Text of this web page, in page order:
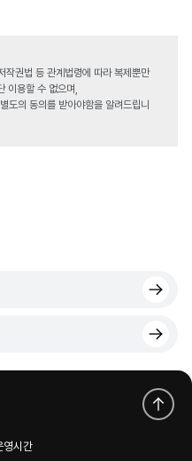
작권법 등 관계법령에 따라 복제뿐만
이용할 수 없으며,
도의 동의를 받아야함을 알려드립니
영시간